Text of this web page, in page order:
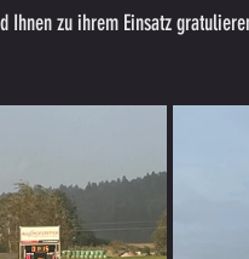
zu ihrem Einsatz